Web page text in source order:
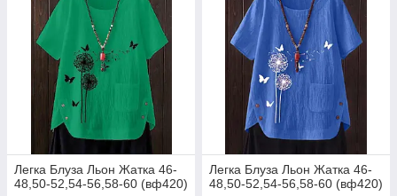
Легка Блуза Льон Жатка 46-
48,50-52,54-56,58-60 (вф420)
Легка Блуза Льон Жатка 46-
48,50-52,54-56,58-60 (вф420)